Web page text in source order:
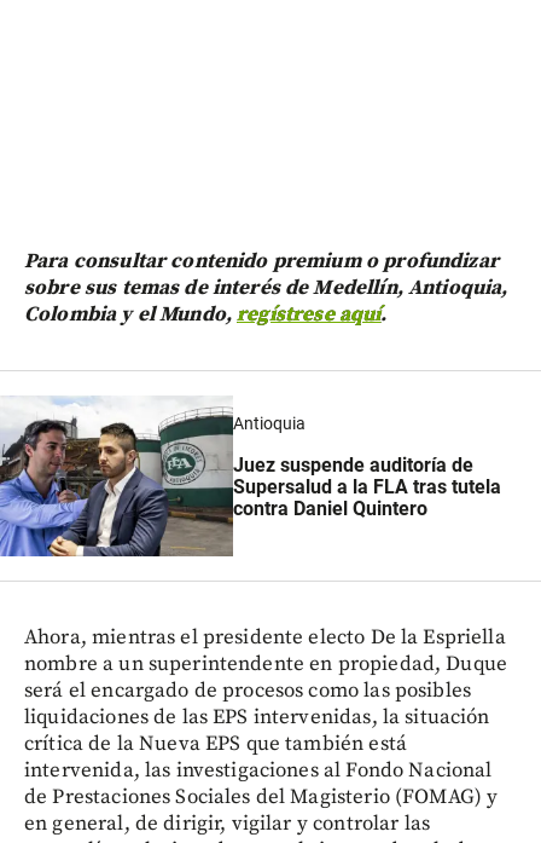
Para consultar contenido premium o profundizar
sobre sus temas de interés de Medellín, Antioquia,
Colombia y el Mundo,regístrese aquí.
Antioquia
Juez suspende auditoría de
Supersalud a la FLA tras tutela
contra Daniel Quintero
Ahora, mientras el presidente electo De la Espriella
nombre a un superintendente en propiedad, Duque
será el encargado de procesos como las posibles
liquidaciones de las EPS intervenidas, la situación
crítica de la Nueva EPS que también está
intervenida, las investigaciones al Fondo Nacional
de Prestaciones Sociales del Magisterio (FOMAG) y
en general, de dirigir, vigilar y controlar las